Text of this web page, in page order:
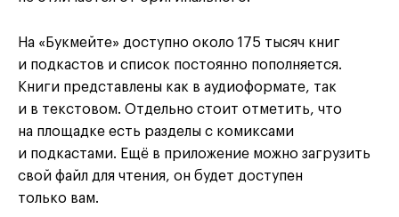
На «Букмейте» доступно около 175 тысяч книг
и подкастов и список постоянно пополняется.
Книги представлены как в аудиоформате, так
и в текстовом. Отдельно стоит отметить, что
на площадке есть разделы с комиксами
и подкастами. Ещё в приложение можно загрузить
свой файл для чтения, он будет доступен
только вам.